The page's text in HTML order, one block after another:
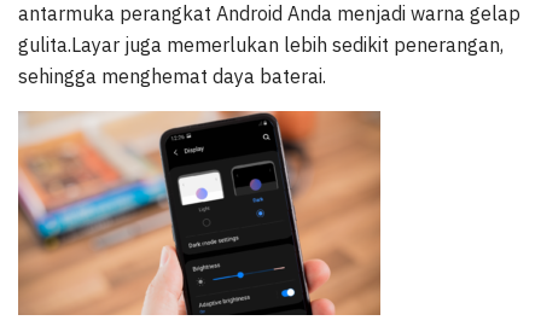
antarmuka perangkat Android Anda menjadi warna gelap
gulita.Layar juga memerlukan lebih sedikit penerangan,
sehingga menghemat daya baterai.